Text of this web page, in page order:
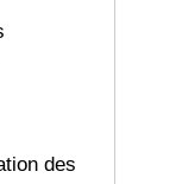
des